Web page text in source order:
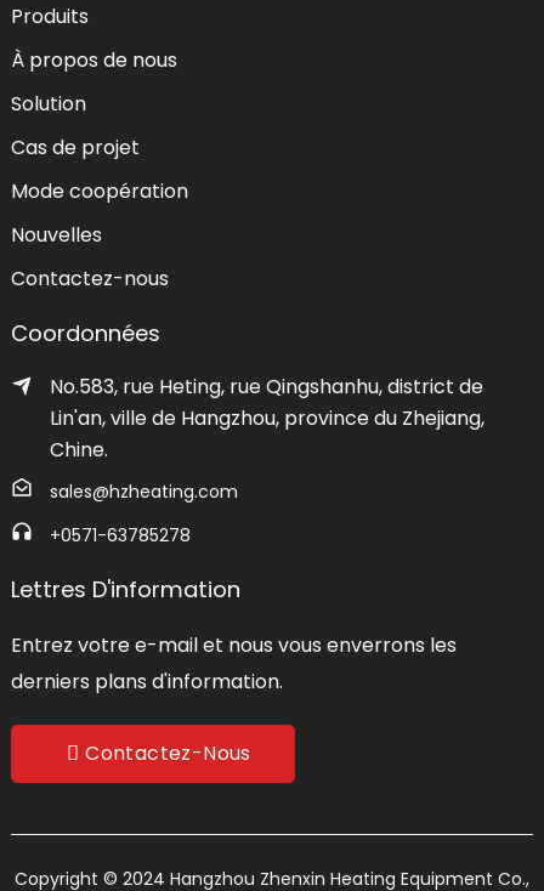
Produits
À propos de nous
Solution
Cas de projet
Mode coopération
Nouvelles
Contactez-nous
Coordonnées
No.583, rue Heting, rue Qingshanhu, district de
Lin'an, ville de Hangzhou, province du Zhejiang,
Chine.
sales@hzheating.com
+0571-63785278
Lettres D'information
Entrez votre e-mail et nous vous enverrons les
derniers plans d'information.
Contactez-Nous
Copyright © 2024 Hangzhou Zhenxin Heating Equipment Co.,